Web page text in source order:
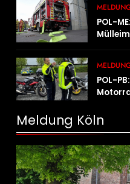
POL-
POL-
Meldung Köln